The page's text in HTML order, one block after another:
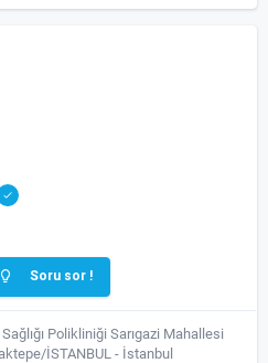
Soru sor !
Polikliniği Sarıgazi Mahallesi
İSTANBUL - İstanbul